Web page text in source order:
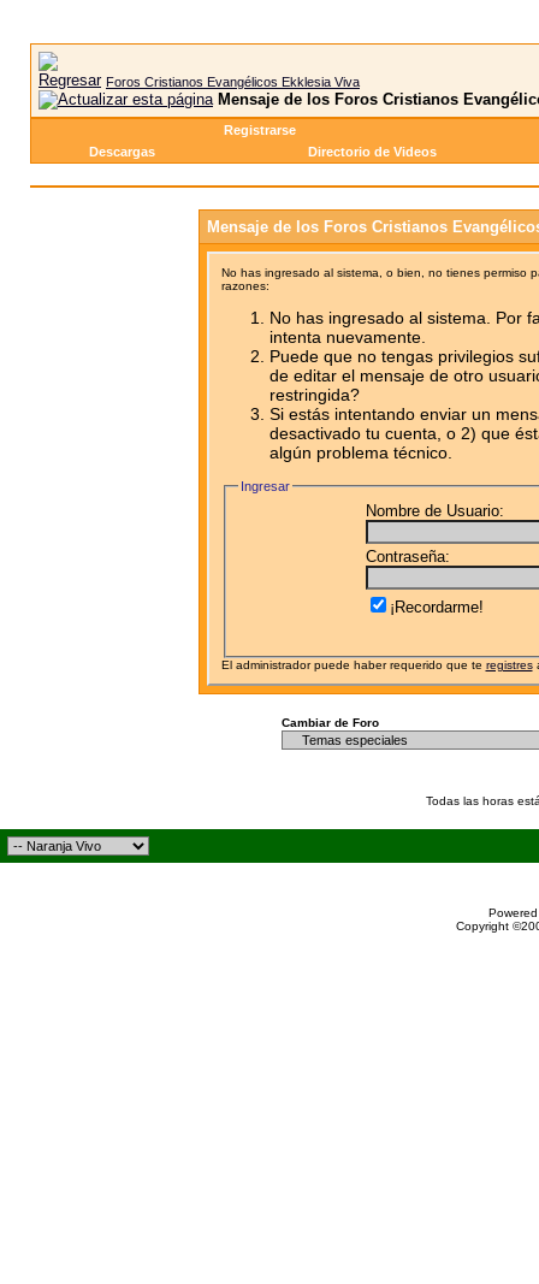
Foros Cristianos Evangélicos Ekklesia Viva
Mensaje de los Foros Cristianos
Registrarse
Descargas
Directorio de Videos
Mensaje de los Foros Cristianos
No has ingresado al sistema, o bien, no tienes permiso
razones:
No has ingresado al sistema. Por
intenta nuevamente.
Puede que no tengas privilegios
de editar el mensaje de otro
restringida?
Si estás intentando enviar un
desactivado tu cuenta, o 2) que
algún problema técnico.
Ingresar
Nombre de Usuario:
Contraseña:
¡Recordarme!
El administrador puede haber requerido que te registres
Cambiar de Foro
Todas las horas
Copyright